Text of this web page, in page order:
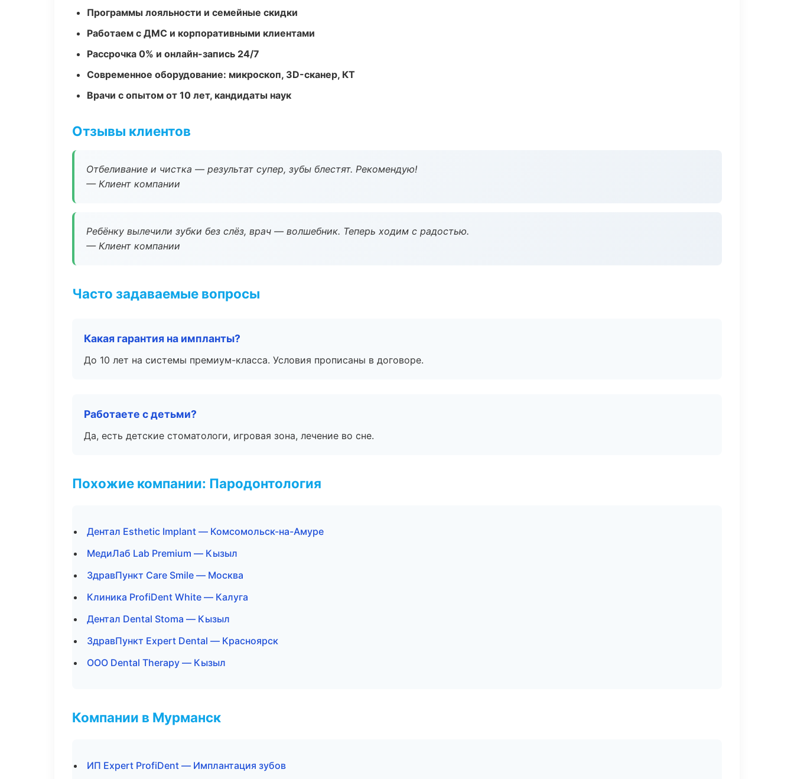
Программы лояльности и семейные скидки
Работаем с ДМС и корпоративными клиентами
Рассрочка 0% и онлайн-запись 24/7
Современное оборудование: микроскоп, 3D-сканер, КТ
Врачи с опытом от 10 лет, кандидаты наук
Отзывы клиентов
Отбеливание и чистка — результат супер, зубы блестят. Рекомендую!
— Клиент компании
Ребёнку вылечили зубки без слёз, врач — волшебник. Теперь ходим с радостью.
— Клиент компании
Часто задаваемые вопросы
Какая гарантия на импланты?
До 10 лет на системы премиум-класса. Условия прописаны в договоре.
Работаете с детьми?
Да, есть детские стоматологи, игровая зона, лечение во сне.
Похожие компании: Пародонтология
Дентал Esthetic Implant — Комсомольск-на-Амуре
МедиЛаб Lab Premium — Кызыл
ЗдравПункт Care Smile — Москва
Клиника ProfiDent White — Калуга
Дентал Dental Stoma — Кызыл
ЗдравПункт Expert Dental — Красноярск
ООО Dental Therapy — Кызыл
Компании в Мурманск
ИП Expert ProfiDent — Имплантация зубов